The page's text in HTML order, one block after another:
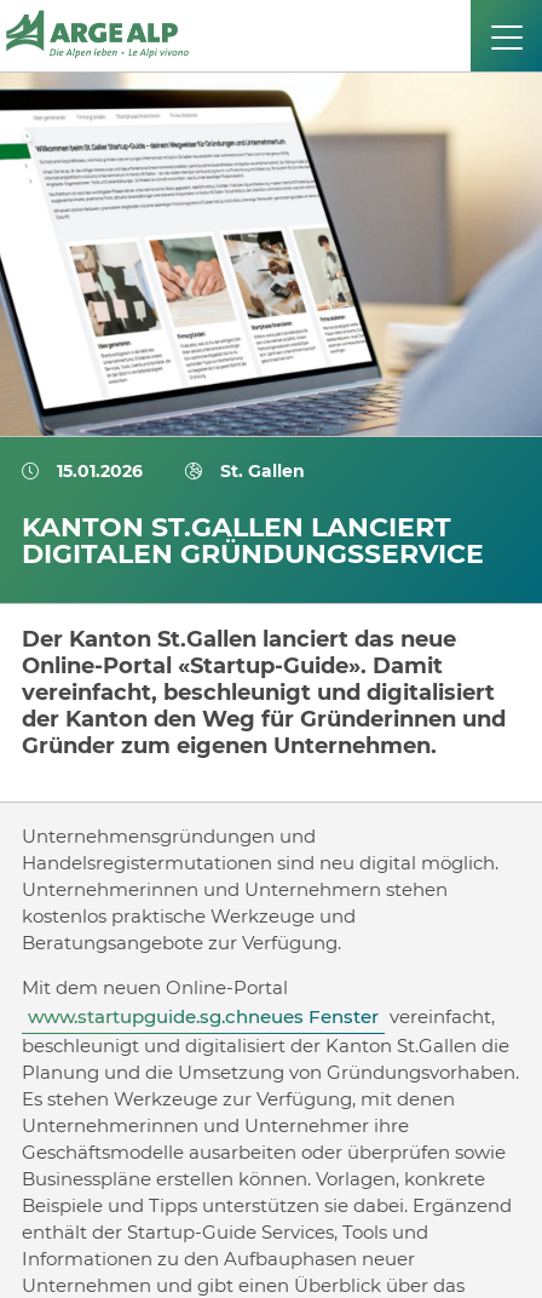
15.01.2026 St. Gallen
KANTON ST.GALLEN LANCIERT
DIGITALEN GRÜNDUNGSSERVICE
Der Kanton St.Gallen lanciert das neue
Online-Portal «Startup-Guide». Damit
vereinfacht, beschleunigt und digitalisiert
der Kanton den Weg für Gründerinnen und
Gründer zum eigenen Unternehmen.
Unternehmensgründungen und
Handelsregistermutationen sind neu digital möglich.
Unternehmerinnen und Unternehmern stehen
kostenlos praktische Werkzeuge und
Beratungsangebote zur Verfügung.
Mit dem neuen Online-Portal
www.startupguide.sg.chneues Fenster vereinfacht,
beschleunigt und digitalisiert der Kanton St.Gallen die
Planung und die Umsetzung von Gründungsvorhaben.
Es stehen Werkzeuge zur Verfügung, mit denen
Unternehmerinnen und Unternehmer ihre
Geschäftsmodelle ausarbeiten oder überprüfen sowie
Businesspläne erstellen können. Vorlagen, konkrete
Beispiele und Tipps unterstützen sie dabei. Ergänzend
enthält der Startup-Guide Services, Tools und
Informationen zu den Aufbauphasen neuer
Unternehmen und gibt einen Überblick über das